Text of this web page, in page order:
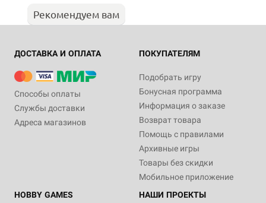
Рекомендуем вам
ДОСТАВКА И ОПЛАТА
Способы оплаты
Службы доставки
Адреса магазинов
ПОКУПАТЕЛЯМ
Подобрать игру
Бонусная программа
Информация о заказе
Возврат товара
Помощь с правилами
Архивные игры
Товары без скидки
Мобильное приложение
HOBBY GAMES
НАШИ ПРОЕКТЫ